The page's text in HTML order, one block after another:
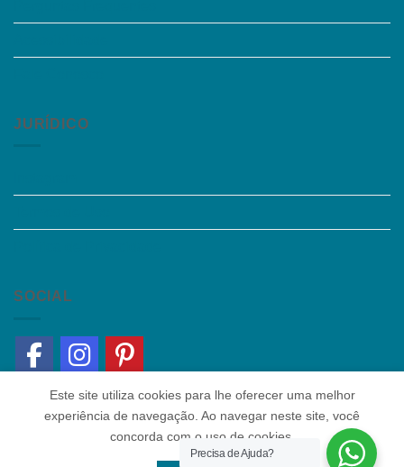
JURÍDICO
SOCIAL
Política de Privacidade Contato
Precisa de Ajuda?
Este site utiliza cookies para lhe oferecer uma melhor
experiência de navegação. Ao navegar neste site, você
concorda com o uso de cookies.